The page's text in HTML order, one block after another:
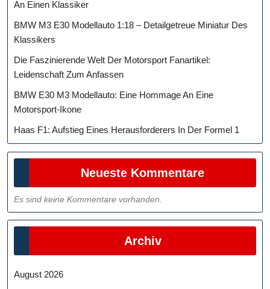
An Einen Klassiker
BMW M3 E30 Modellauto 1:18 – Detailgetreue Miniatur Des
Klassikers
Die Faszinierende Welt Der Motorsport Fanartikel:
Leidenschaft Zum Anfassen
BMW E30 M3 Modellauto: Eine Hommage An Eine
Motorsport-Ikone
Haas F1: Aufstieg Eines Herausforderers In Der Formel 1
Neueste Kommentare
Es sind keine Kommentare vorhanden.
Archiv
August 2026